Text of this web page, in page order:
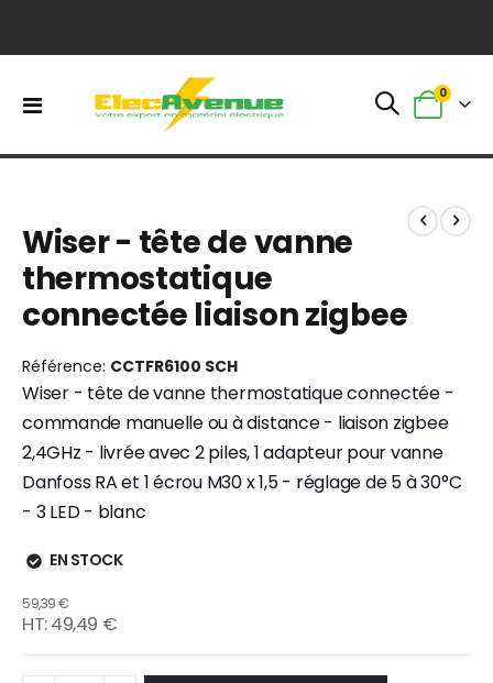
Basculer
Panier
0
the
end
of
the
images
the
beginning
of
the
images
Wiser - tête de vanne
thermostatique
connectée liaison zigbee
Référence CCTFR6100 SCH
Wiser - tête de vanne thermostatique connectée -
commande manuelle ou à distance - liaison zigbee
2,4GHz - livrée avec 2 piles, 1 adapteur pour vanne
Danfoss RA et 1 écrou M30 x 1,5 - réglage de 5 à 30°C
- 3 LED - blanc
EN STOCK
59,39 €
49,49 €